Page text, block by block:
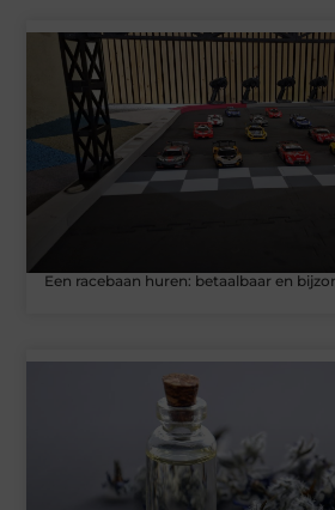
Een racebaan huren: betaalbaar en